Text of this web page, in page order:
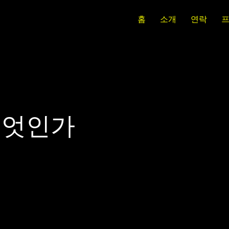
홈 소개 연락
인가